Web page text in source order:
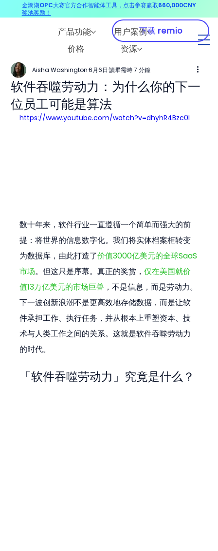
产品功能
用户案例
价格
资源
下载 remio
软件吞噬劳动力：为什么你的下一
位员工可能是算法
Aisha Washington 6月6日 讀畢需時 7 分鐘
https://www.youtube.com/watch?v=dhyhR4Bzc0I
数十年来，软件行业一直遵循一个简单而强大的前
提：将世界的信息数字化。我们将实体档案柜转变
为数据库，由此打造了价值3000亿美元的全球SaaS
市场。但这只是序幕。真正的奖赏，仅在美国就价
值13万亿美元的市场巨兽 ，不是信息，而是劳动力。
下一波创新浪潮不是更高效地存储数据，而是让软
件承担工作、执行任务，并从根本上重塑资本、技
术与人类工作之间的关系。这就是软件吞噬劳动力
的时代。
「软件吞噬劳动力」究竟是什么？
金漪湖OPC大赛官方合作智能体工具，点击参赛赢取660,000CNY
奖池奖励！